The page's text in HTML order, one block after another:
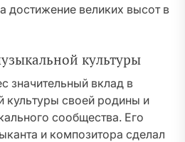
достижение великих высот в
культуры
значительный вклад в
культуры своей родины и
сообщества. Его
и композитора сделал